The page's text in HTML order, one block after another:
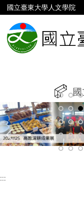
跳
到
主
要
內
國立臺東大學人文學院
國
:::